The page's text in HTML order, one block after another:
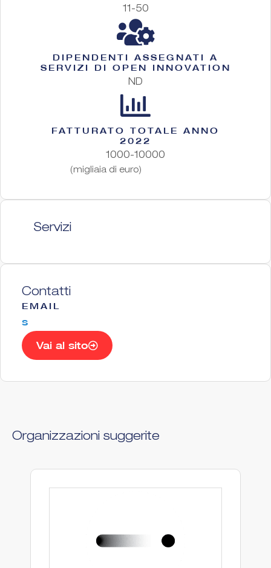
11-50
DIPENDENTI ASSEGNATI A
SERVIZI DI OPEN INNOVATION
ND
FATTURATO TOTALE ANNO
2022
1000-10000
(migliaia di euro)
Servizi
Contatti
EMAIL
s
Vai al sito
Organizzazioni suggerite